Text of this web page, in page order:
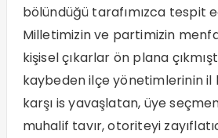
bölündüğü tarafımızca tespit
Milletimizin ve partimizin
kişisel çıkarlar ön plana
kaybeden ilçe yönetimlerinin il
karşı is yavaşlatan, üye
muhalif tavır, otoriteyi